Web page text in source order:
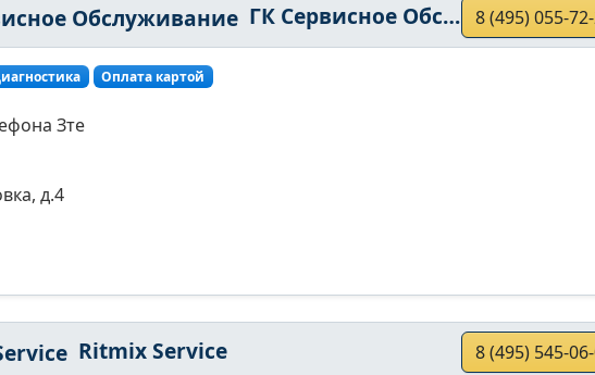
ГК Сервисное Обслуживание 8 (495) 055-
Оплата картой
Зте
д.4
Ritmix Service 8 (495) 545-